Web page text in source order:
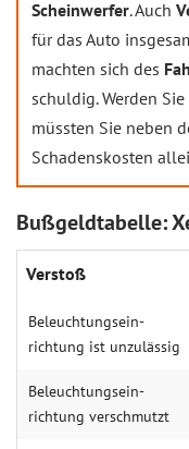
Scheinwerfer. Auch
für das Auto
machten sich des
schuldig. Werden
müssten Sie neben
Schadenskosten
Bußgeldtabelle:
Ver­stoß
Beleuch­tungsein­
richtung ist unzu­lässig
Beleuch­tungsein­
richtung ver­schmu­tzt